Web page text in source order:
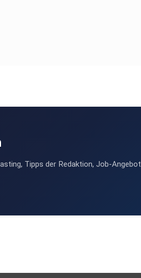
Tipps der Redaktion, Job-